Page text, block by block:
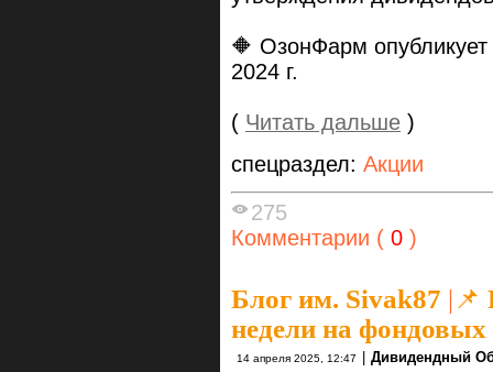
🔶 ОзонФарм
2024 г.
( Читать дальше )
спецраздел: Акции
275
Комментарии ( 0 )
Блог им. Sivak87 |📌
недели на
14 апреля 2025, 12:47 Дивидендный